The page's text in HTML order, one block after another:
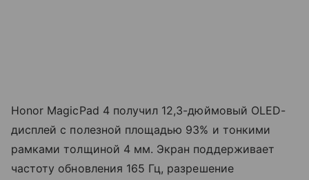
Honor MagicPad 4 получил 12,3-дюймовый OLED-
дисплей с полезной площадью 93% и тонкими
рамками толщиной 4 мм. Экран поддерживает
частоту обновления 165 Гц, разрешение